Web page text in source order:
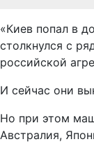
«Киев попал в
столкнулся с
российской
И сейчас они
Но при этом
Австралия,